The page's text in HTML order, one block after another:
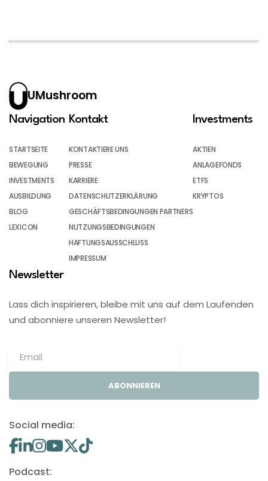
UMushroom
Navigation
STARTSEITE
BEWEGUNG
INVESTMENTS
AUSBILDUNG
BLOG
LEXICON
Kontakt
KONTAKTIERE UNS
PRESSE
KARRIERE
DATENSCHUTZERKLÄRUNG
GESCHÄFTSBEDINGUNGEN PARTNERS
NUTZUNGSBEDINGUNGEN
HAFTUNGSAUSSCHLUSS
IMPRESSUM
Investments
AKTIEN
ANLAGEFONDS
ETFS
KRYPTOS
Newsletter
Lass dich inspirieren, bleibe mit uns auf dem Laufenden
und abonniere unseren Newsletter!
ABONNIEREN
Social media:
Podcast: